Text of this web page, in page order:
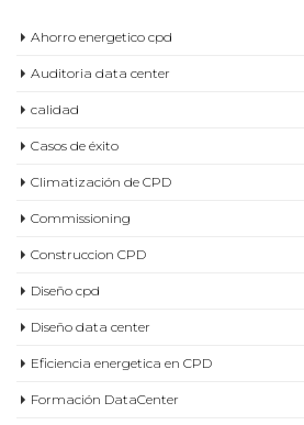
Ahorro energetico cpd
Auditoria data center
calidad
Casos de éxito
Climatización de CPD
Commissioning
Construccion CPD
Diseño cpd
Diseño data center
Eficiencia energetica en CPD
Formación DataCenter